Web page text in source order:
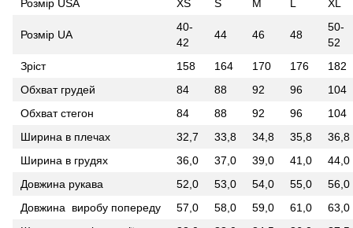
Розмір USA
XS S M L XL
Розмір UA
40-
42
44 46 48
50-
52
Зріст
158 164 170 176
182
Обхват грудей
84 88 92 96
104
Обхват стегон
84 88 92 96
104
Ширина в плечах
32,7 33,8 34,8 35,8
36,8
Ширина в грудях
36,0 37,0 39,0 41,0
44,0
Довжина рукава
52,0 53,0 54,0 55,0
56,0
Довжина виробу попереду
57,0 58,0 59,0 61,0
63,0